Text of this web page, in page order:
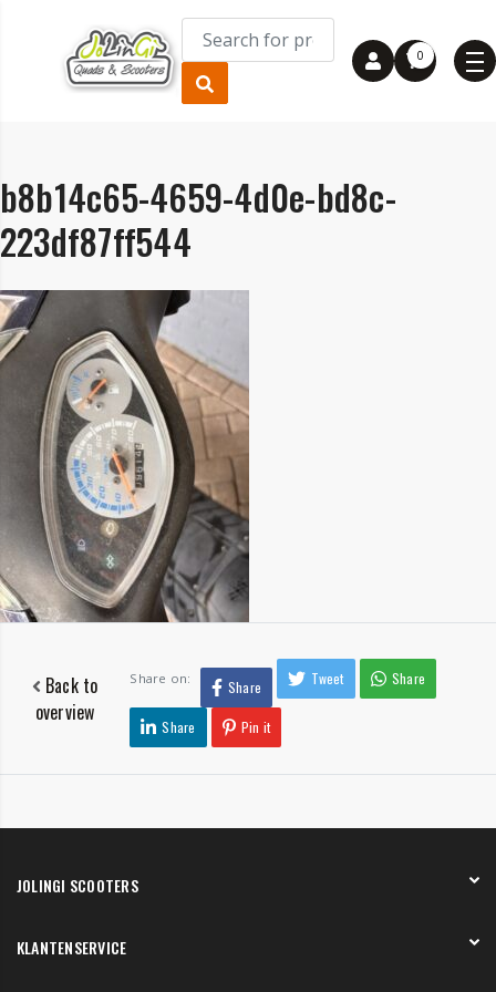
0
b8b14c65-4659-4d0e-bd8c-
223df87ff544
Back to
overview
Share on: Share Tweet Share
Share Pin it
JOLINGI SCOOTERS
Onze showroom
KLANTENSERVICE